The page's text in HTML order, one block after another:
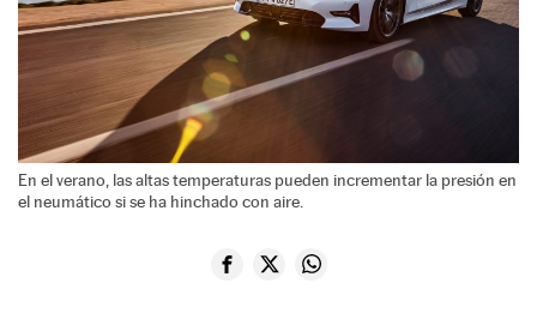
En el verano, las altas temperaturas pueden incrementar la presión en
el neumático si se ha hinchado con aire.